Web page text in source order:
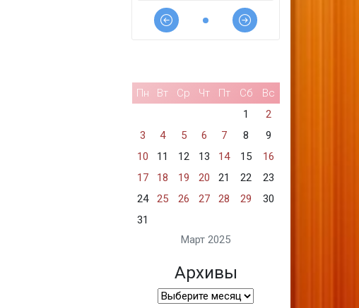
Март 2025
Пн Вт Ср Чт Пт Сб
Вс
1
2
3
4 5 6 7 8
9
10
11 12 13 14 15
16
17
18 19 20 21 22
23
24
25 26 27 28 29
30
31
Архивы
Архивы